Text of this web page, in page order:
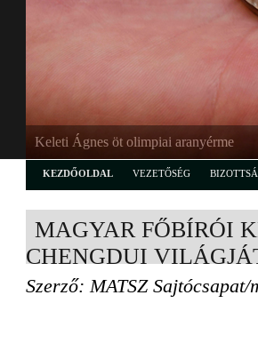
Keleti Ágnes öt olimpiai aranyérme
KEZDŐOLDAL VEZETŐSÉG
MAGYAR FŐBÍRÓI
CHENGDUI
Szerző: MATSZ